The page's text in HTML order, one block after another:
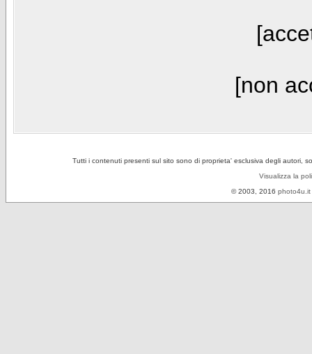
[non
Tutti i contenuti presenti sul sito sono di proprieta' esclusiva degli autori,
Visualizza la
© 2003, 2016 photo4u.it